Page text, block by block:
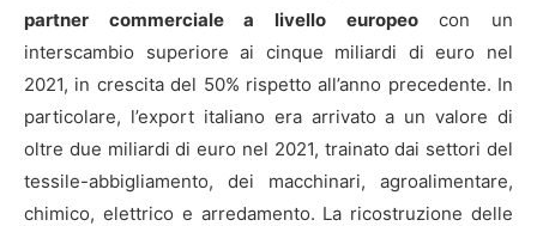
partner commerciale a livello europeocon un
interscambio superiore ai cinque miliardi di euro nel
2021, in crescita del 50% rispetto all’anno precedente. In
particolare, l’export italiano era arrivato a un valore di
oltre due miliardi di euro nel 2021, trainato dai settori del
tessile-abbigliamento, dei macchinari, agroalimentare,
chimico, elettrico e arredamento. La ricostruzione delle